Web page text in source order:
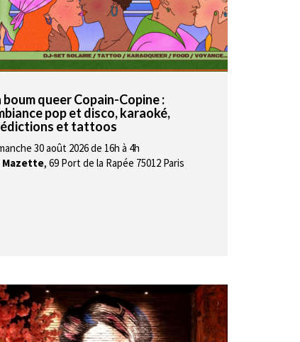
boum queer Copain-Copine :
pop et disco, karaoké,
et tattoos
30 août 2026 de 16h à 4h
Mazette, 69 Port de la Rapée 75012 Paris